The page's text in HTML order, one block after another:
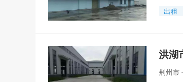
出租
洪湖
荆州市